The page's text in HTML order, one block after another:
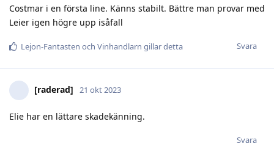
Costmar i en första line. Känns stabilt. Bättre man provar med
Leier igen högre upp isåfall
Svara
Lejon-Fantasten och Vinhandlarn gillar detta
[raderad] 21 okt 2023
Elie har en lättare skadekänning.
Svara